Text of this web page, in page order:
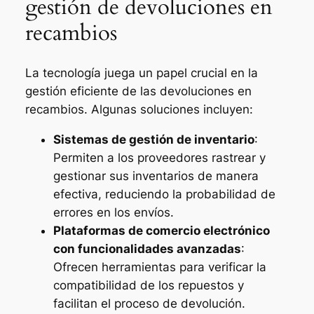
gestión de devoluciones en
recambios
La tecnología juega un papel crucial en la
gestión eficiente de las devoluciones en
recambios. Algunas soluciones incluyen:
Sistemas de gestión de inventario:
Permiten a los proveedores rastrear y
gestionar sus inventarios de manera
efectiva, reduciendo la probabilidad de
errores en los envíos.
Plataformas de comercio electrónico
con funcionalidades avanzadas:
Ofrecen herramientas para verificar la
compatibilidad de los repuestos y
facilitan el proceso de devolución.